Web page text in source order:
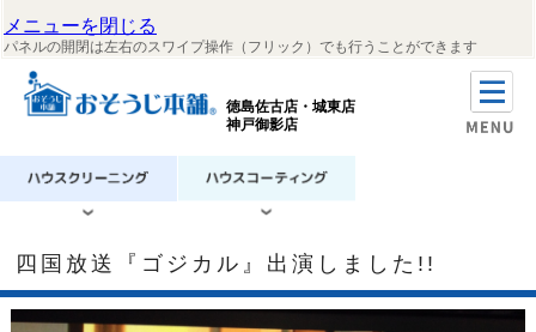
メニューを閉じる
パネルの開閉は左右のスワイプ操作（フリック）でも行うことができます
徳島佐古店・城東店
神戸御影店
四国放送『ゴジカル』出演しました!!